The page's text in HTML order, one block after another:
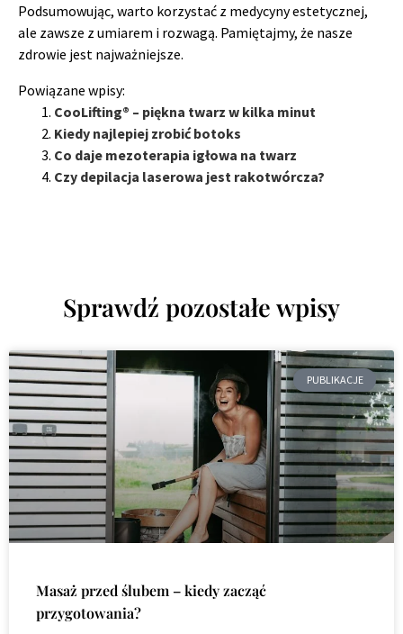
Podsumowując, warto korzystać z medycyny estetycznej,
ale zawsze z umiarem i rozwagą. Pamiętajmy, że nasze
zdrowie jest najważniejsze.
Powiązane wpisy:
CooLifting® – piękna twarz w kilka minut
Kiedy najlepiej zrobić botoks
Co daje mezoterapia igłowa na twarz
Czy depilacja laserowa jest rakotwórcza?
Sprawdź pozostałe wpisy
PUBLIKACJE
Masaż przed ślubem – kiedy zacząć
przygotowania?